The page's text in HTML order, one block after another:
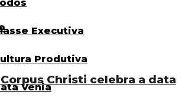
Executiva
Produtiva
Venia
Christi celebra a data